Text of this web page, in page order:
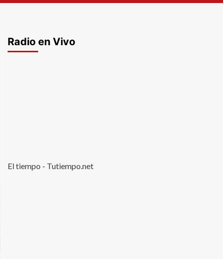
Radio en Vivo
El tiempo - Tutiempo.net